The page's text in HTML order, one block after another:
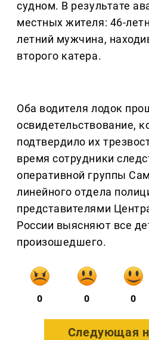
судном. В результате
местных жителя: 46-
летний мужчина,
второго катера.
Оба водителя лодок
освидетельствование,
подтвердило их
время сотрудники
оперативной группы
линейного отдела
представителями
России выясняют все
произошедшего.
0 0 0
Следующая